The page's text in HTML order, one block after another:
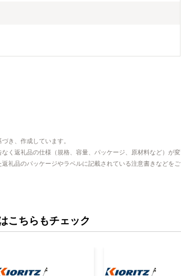
き、作成しています。
く返礼品の仕様（規格、容量、パッケージ、原材料など）が変
礼品のパッケージやラベルに記載されている注意書きなどをご
こちらもチェック